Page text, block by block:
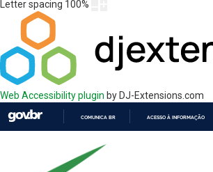
Letter spacing 100%
Web Accessibility plugin by DJ-Extensions.com
COMUNICA BR ACESSO À INFORMAÇÃO